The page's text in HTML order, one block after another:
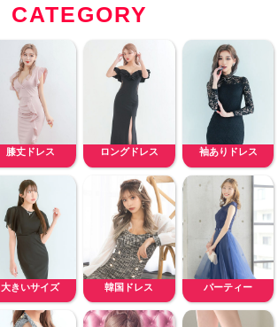
CATEGORY
膝丈ドレス ロングドレス 袖ありドレス
大きいサイズ 韓国ドレス パーティー